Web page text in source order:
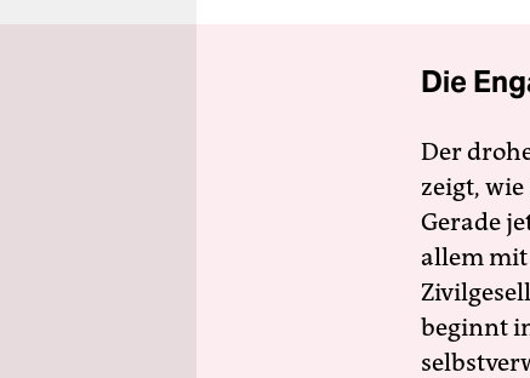
Die
Der
zeigt,
Gerade
allem mit
beginnt